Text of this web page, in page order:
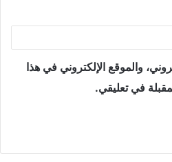
والموقع الإلكتروني في هذا
في تعليقي.